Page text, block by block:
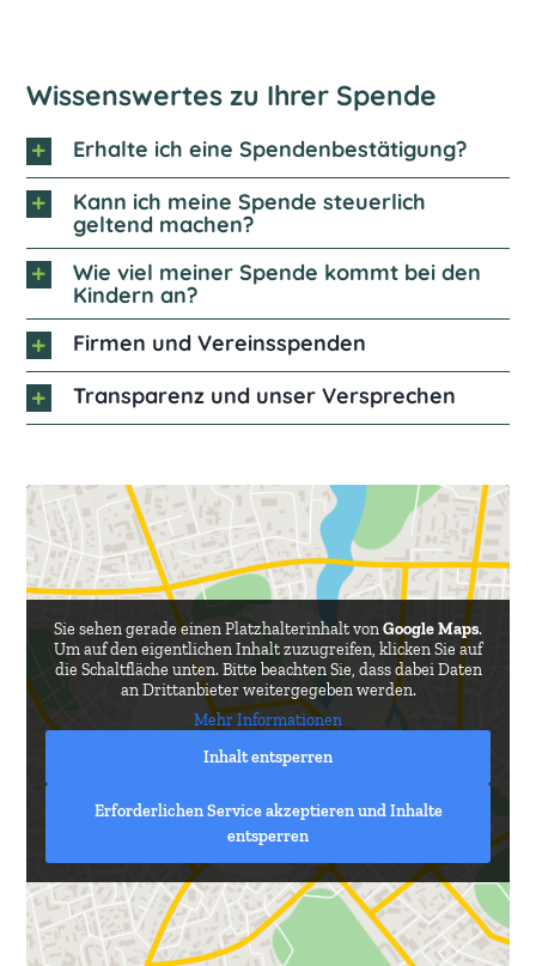
Wissenswertes zu Ihrer Spende
Erhalte ich eine Spendenbestätigung?
Kann ich meine Spende steuerlich
geltend machen?
Wie viel meiner Spende kommt bei den
Kindern an?
Firmen und Vereinsspenden
Transparenz und unser Versprechen
Sie sehen gerade einen Platzhalterinhalt vonGoogle Maps.
Um auf den eigentlichen Inhalt zuzugreifen, klicken Sie auf
die Schaltfläche unten. Bitte beachten Sie, dass dabei Daten
an Drittanbieter weitergegeben werden.
Mehr Informationen
Inhalt entsperren
Erforderlichen Service akzeptieren und Inhalte
entsperren